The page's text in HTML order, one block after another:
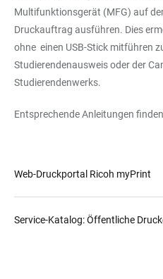
Multifunktionsgerät (MFG) auf
Druckauftrag ausführen. Dies
ohne einen USB-Stick mitführen
Studierendenausweis oder der
Studierendenwerks.
Entsprechende Anleitungen
Web-Druckportal Ricoh myPrint
Service-Katalog: Öffentliche